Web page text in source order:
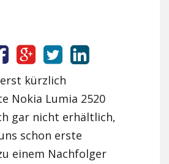
kürzlich
Nokia Lumia 2520
gar nicht erhältlich,
schon erste
einem Nachfolger